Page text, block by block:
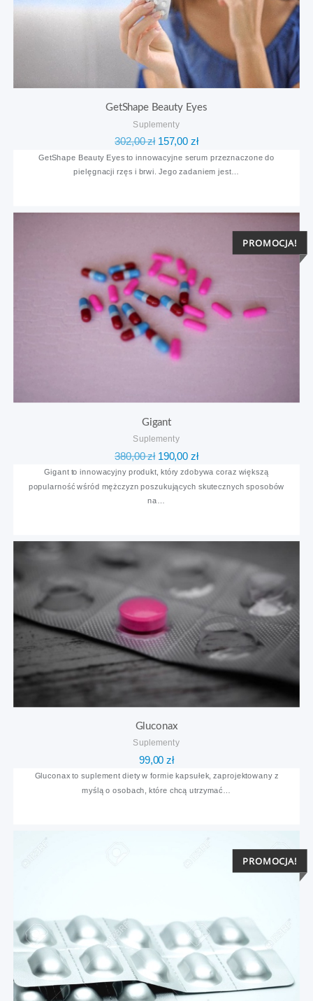
GetShape Beauty Eyes
Suplementy
302,00zł Pierwotna
cena
wynosiła:
157,00 złAktualna
cena
wynosi:
GetShape Beauty Eyes to innowacyjne serum przeznaczone do
pielęgnacji rzęs i brwi. Jego zadaniem jest…
PROMOCJA!
Gigant
Suplementy
380,00zł Pierwotna
cena
wynosiła:
380,00 zł.
190,00 złAktualna
cena
wynosi:
Gigant to innowacyjny produkt, który zdobywa coraz większą
popularność wśród mężczyzn poszukujących skutecznych sposobów
na…
Gluconax
Suplementy
99,00zł
Gluconax to suplement diety w formie kapsułek, zaprojektowany z
myślą o osobach, które chcą utrzymać…
PROMOCJA!